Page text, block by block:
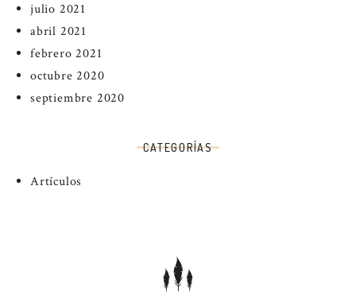
julio 2021
abril 2021
febrero 2021
octubre 2020
septiembre 2020
CATEGORÍAS
Artículos